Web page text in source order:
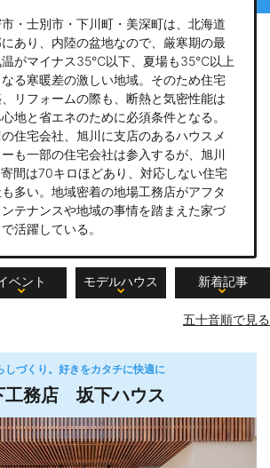
・士別市・下川町・美深町は、北海道
あり、内陸の盆地なので、厳寒期の最
温がマイナス35℃以下、夏場も35℃以上
る寒暖差の激しい地域。そのため住宅
リフォームの際も、断熱と気密性能は
地と省エネのために必須条件となる。
住宅会社、旭川に支店のあるハウスメ
も一部の住宅会社は参入するが、旭川
間は70キロほどあり、対応しない住宅
多い。地域密着の地場工務店がアフタ
テナンスや地域の事情を踏まえた家づ
活躍している。
ベント モデルハウス 新着記事
五十音順で見る
しづくり。好きをカタチに快適に
工務店 坂下ハウス